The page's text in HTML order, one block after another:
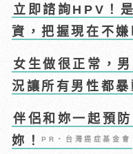
立即諮詢HPV！
資，把握現在不
女生做很正常，
況讓所有男性都暴
伴侶和妳一起預
妳！PR・台灣癌症基金會